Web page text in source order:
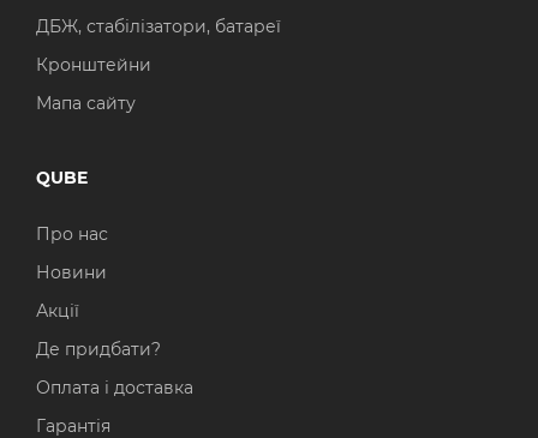
ДБЖ, стабілізатори, батареї
Кронштейни
Мапа сайту
QUBE
Про нас
Новини
Акції
Де придбати?
Оплата і доставка
Гарантія